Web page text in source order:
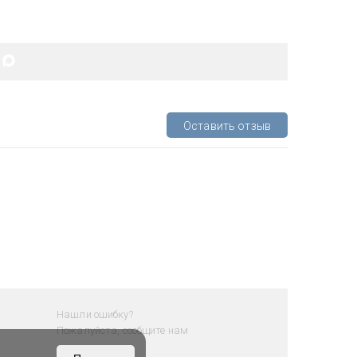
Оставить отзыв
Нашли ошибку?
Пожалуйста, сообщите нам